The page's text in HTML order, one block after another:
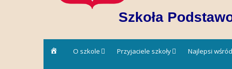
Szkoła
StronaO szkole Przyjaciele szkoły Najlepsi